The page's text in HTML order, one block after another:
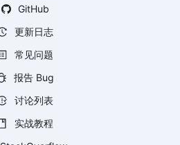
GitHub
更新日志
常见问题
报告 Bug
讨论列表
实战教程